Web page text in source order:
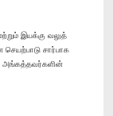
இயக்கு வலுத்
சார்பாக
அங்கத்தவர்களின்